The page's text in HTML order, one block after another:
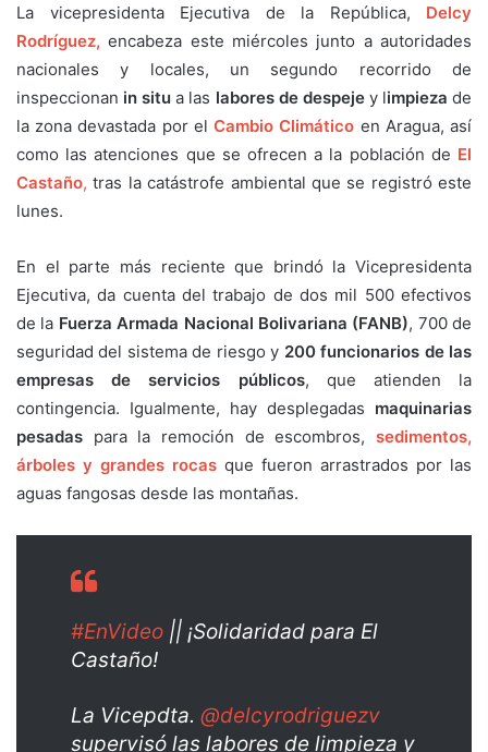
La vicepresidenta Ejecutiva de la República, Delcy
Rodríguez, encabeza este miércoles junto a autoridades
nacionales y locales, un segundo recorrido de
inspeccionan in situ a las labores de despejey limpieza de
la zona devastada por elCambio Climático en Aragua, así
como las atenciones que se ofrecen a la población de El
Castaño, tras la catástrofe ambiental que se registró este
lunes.
En el parte más reciente que brindó la Vicepresidenta
Ejecutiva, da cuenta del trabajo de dos mil 500 efectivos
de la Fuerza Armada Nacional Bolivariana (FANB), 700 de
seguridad del sistema de riesgo y 200 funcionarios de las
empresas de servicios públicos, que atienden la
contingencia. Igualmente, hay desplegadas maquinarias
pesadas para la remoción de escombros, sedimentos,
árboles y grandes rocas que fueron arrastrados por las
aguas fangosas desde las montañas.
#EnVideo || ¡Solidaridad para El
Castaño!
La Vicepdta. @delcyrodriguezv
supervisó las labores de limpieza y